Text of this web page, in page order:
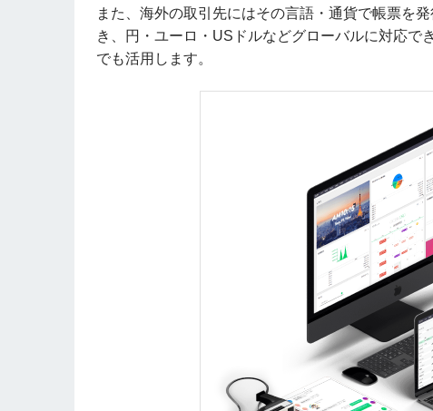
また、海外の取引先にはその言語・通貨で帳票を
き、円・ユーロ・USドルなどグローバルに対応で
でも活用します。